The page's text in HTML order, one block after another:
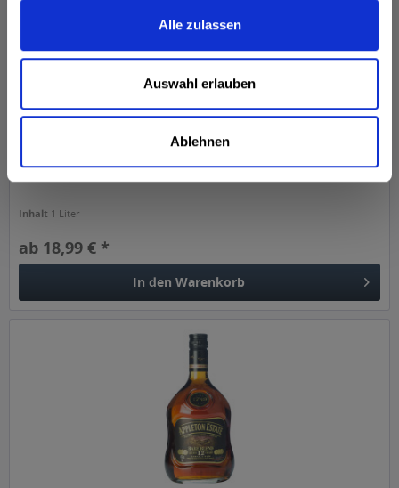
Alle zulassen
Auswahl erlauben
Ablehnen
Appleton Special J.Wray Gold 1l
Inhalt 1 Liter
ab 18,99 € *
In den Warenkorb